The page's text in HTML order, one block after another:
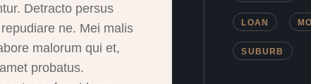
Detracto persus
ne. Mei malis
malorum qui et,
probatus.
LOAN
SUBURB